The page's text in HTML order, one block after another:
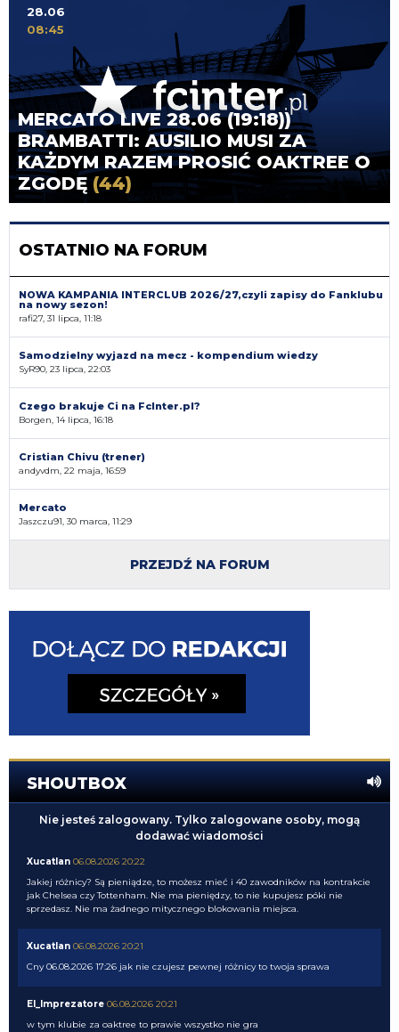
MERCATO LIVE 28.06 (19:18))
BRAMBATTI: AUSILIO MUSI ZA
KAŻDYM RAZEM PROSIĆ OAKTREE O
ZGODĘ (44)
28.06
08:45
OSTATNIO NA FORUM
NOWA KAMPANIA INTERCLUB 2026/27,czyli zapisy do Fanklubu
na nowy sezon!
rafi27, 31 lipca, 11:18
Samodzielny wyjazd na mecz - kompendium wiedzy
SyR90, 23 lipca, 22:03
Czego brakuje Ci na FcInter.pl?
Borgen, 14 lipca, 16:18
Cristian Chivu (trener)
andyvdm, 22 maja, 16:59
Mercato
Jaszczu91, 30 marca, 11:29
PRZEJDŹ NA FORUM
SHOUTBOX
Nie jesteś zalogowany. Tylko zalogowane osoby, mogą
dodawać wiadomości
Xucatlan 06.08.2026 20:22
Jakiej różnicy? Są pieniądze, to możesz mieć i 40 zawodników na kontrakcie
jak Chelsea czy Tottenham. Nie ma pieniędzy, to nie kupujesz póki nie
sprzedasz. Nie ma żadnego mitycznego blokowania miejsca.
Xucatlan 06.08.2026 20:21
Cny 06.08.2026 17:26 jak nie czujesz pewnej różnicy to twoja sprawa
El_Imprezatore 06.08.2026 20:21
w tym klubie za oaktree to prawie wszystko nie gra